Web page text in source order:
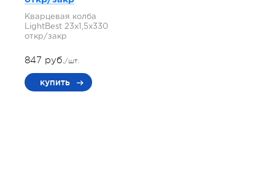
Кварцевая колба
LightBest 23x1,5x330
откр/закр
847 руб./шт.
купить